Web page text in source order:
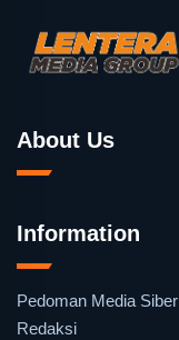
About Us
Information
Pedoman Media Siber
Redaksi